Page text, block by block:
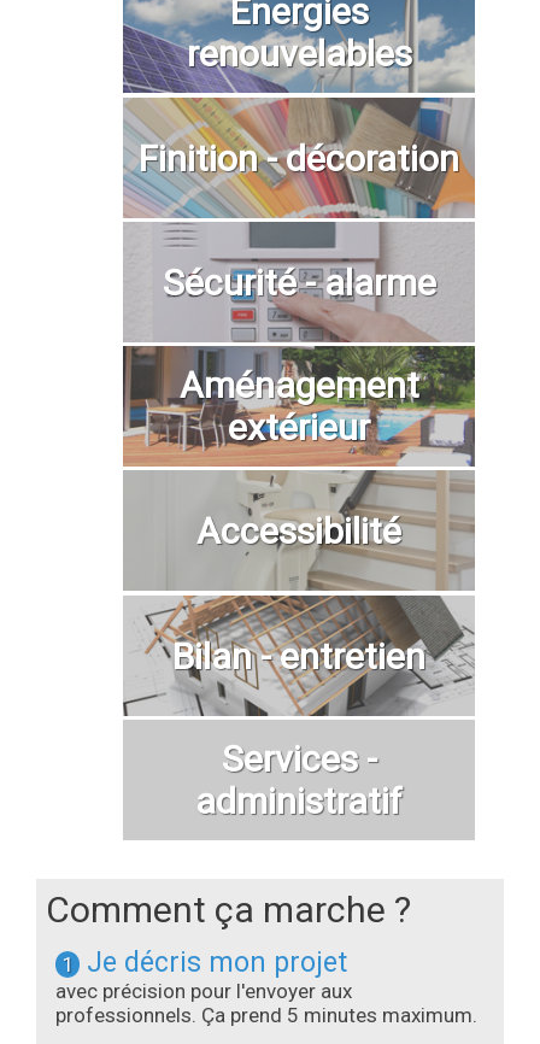
Energies
renouvelables
Finition - décoration
Sécurité - alarme
Aménagement
extérieur
Accessibilité
Bilan - entretien
Services -
administratif
Comment ça marche ?
1 Je décris mon projet
avec précision pour l'envoyer aux
professionnels. Ça prend 5 minutes maximum.